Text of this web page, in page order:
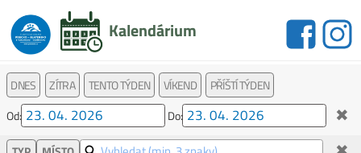
Kalendárium
DNES ZÍTRA TENTO TÝDEN VÍKEND
PŘÍŠTÍ TÝDEN
Od:
Do: ✖